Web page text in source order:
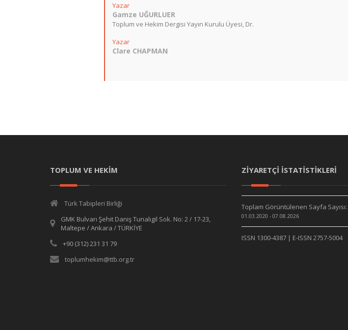
Yazar
Gamze UĞURLUER
Toplum ve Hekim Dergisi Yayın Kurulu Üyesi, Dr.
Yazar
Clare CHAPMAN
TOPLUM VE HEKİM
Türk Tabipleri Birliği
GMK Bulvarı Şehit Daniş Tunalıgil Sok. No: 2 / 17-23,
Maltepe / Ankara / TÜRKİYE
+90 (312) 231 31 79
toplumhekim@ttb.org.tr
ZİYARETÇİ İSTATİSTİKLERİ
Toplam Görüntülenen Sayfa Sayısı:
01.03.2020 - 07.08.2026
ISSN 1300-4387 | E-ISSN 2757-5004